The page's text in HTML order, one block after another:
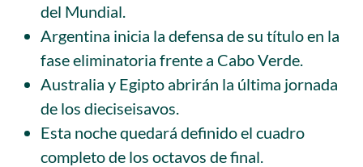
del Mundial.
Argentina inicia la defensa de su título en la
fase eliminatoria frente a Cabo Verde.
Australia y Egipto abrirán la última jornada
de los dieciseisavos.
Esta noche quedará definido el cuadro
completo de los octavos de final.